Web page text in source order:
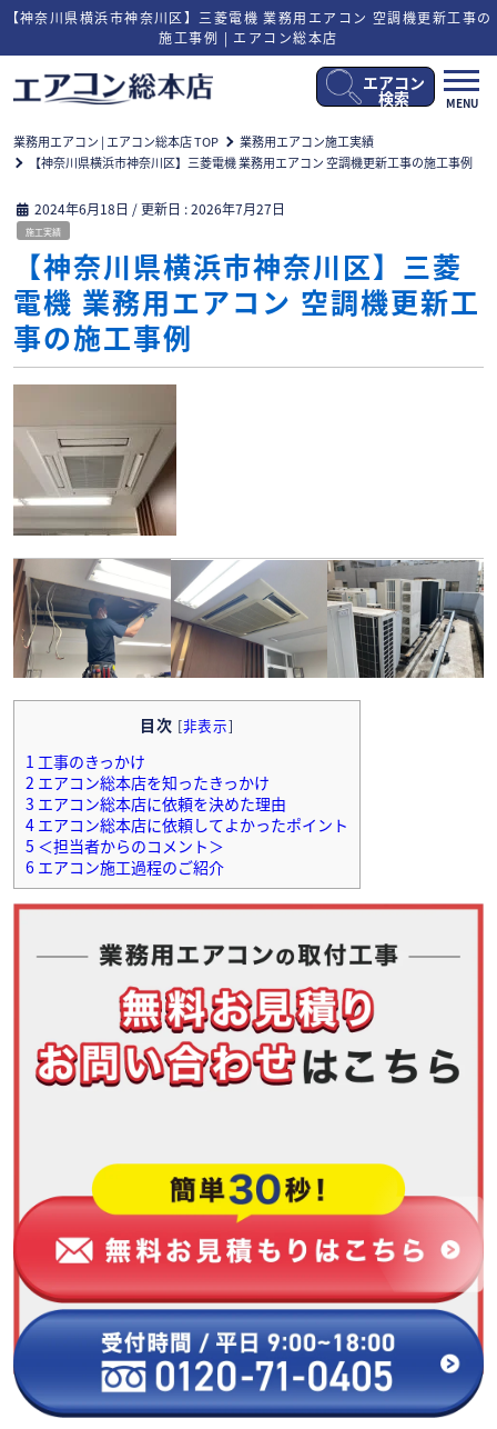
【神奈川県横浜市神奈川区】三菱電機 業務用エアコン 空調機更新工事の
施工事例 | エアコン総本店
メ
ニ
ー
開
MENU
エアコン
検索
業務用エアコン | エアコン総本店 TOP
業務用エアコン施工実績
【神奈川県横浜市神奈川区】三菱電機 業務用エアコン 空調機更新工事の施工事例
2024年6月18日 / 更新日 :2026年7月27日
施工実績
【神奈川県横浜市神奈川区】三菱
電機 業務用エアコン 空調機更新工
事の施工事例
目次 [非表示]
1 工事のきっかけ
2 エアコン総本店を知ったきっかけ
3 エアコン総本店に依頼を決めた理由
4 エアコン総本店に依頼してよかったポイント
5 ＜担当者からのコメント＞
6 エアコン施工過程のご紹介